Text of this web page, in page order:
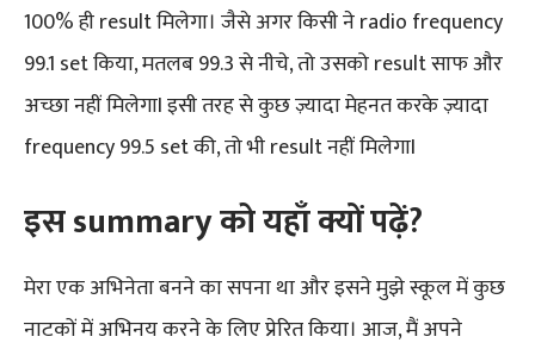
100% ही result मिलेगा। जैसे अगर किसी ने radio frequency
99.1 set किया, मतलब 99.3 से नीचे, तो उसको result साफ और
अच्छा नहीं मिलेगाI इसी तरह से कुछ ज़्यादा मेहनत करके ज़्यादा
frequency 99.5 set की, तो भी result नहीं मिलेगाI
इस summary को यहाँ क्यों पढ़ें?
मेरा एक अभिनेता बनने का सपना था और इसने मुझे स्कूल में कुछ
नाटकों में अभिनय करने के लिए प्रेरित किया। आज, मैं अपने